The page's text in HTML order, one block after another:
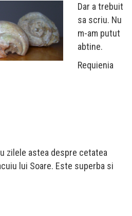
Dar a trebuit
sa scriu. Nu
m-am putut
abtine.
Requienia
zilele astea despre cetatea
lui Soare. Este superba si